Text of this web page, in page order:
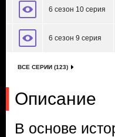
6 сезон 10 серия
6 сезон 9 серия
ВСЕ СЕРИИ (123)
Описание
В основе